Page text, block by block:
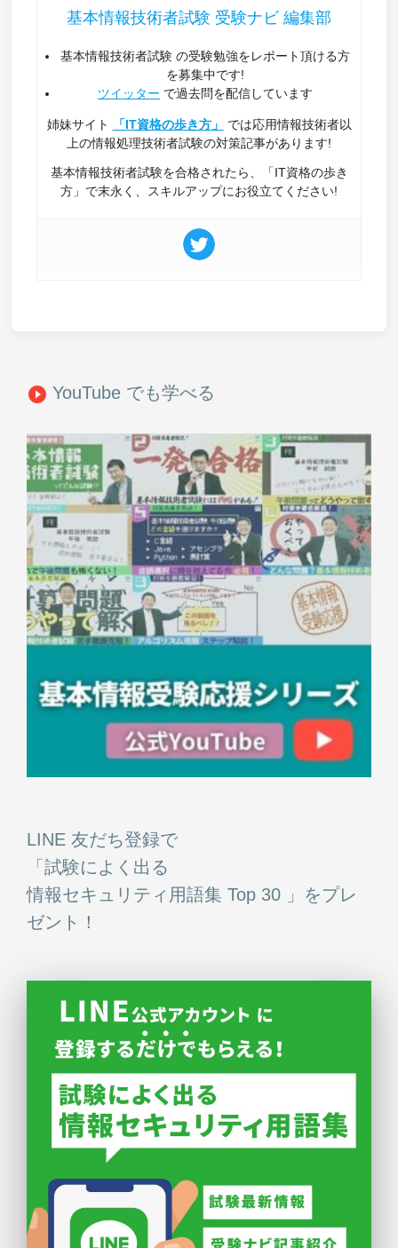
基本情報技術者試験 受験ナビ 編集部
基本情報技術者試験 の受験勉強をレポート頂ける方
を募集中です!
ツイッター で過去問を配信しています
姉妹サイト 「IT資格の歩き方」
では応用情報技術者以
上の情報処理技術者試験の対策記事があります!
基本情報技術者試験を合格されたら、「IT資格の歩き
方」で末永く、スキルアップにお役立てください!
play_circle_filled YouTube でも学べる
LINE 友だち登録で
「試験によく出る
情報セキュリティ用語集 Top 30 」をプレ
ゼント！